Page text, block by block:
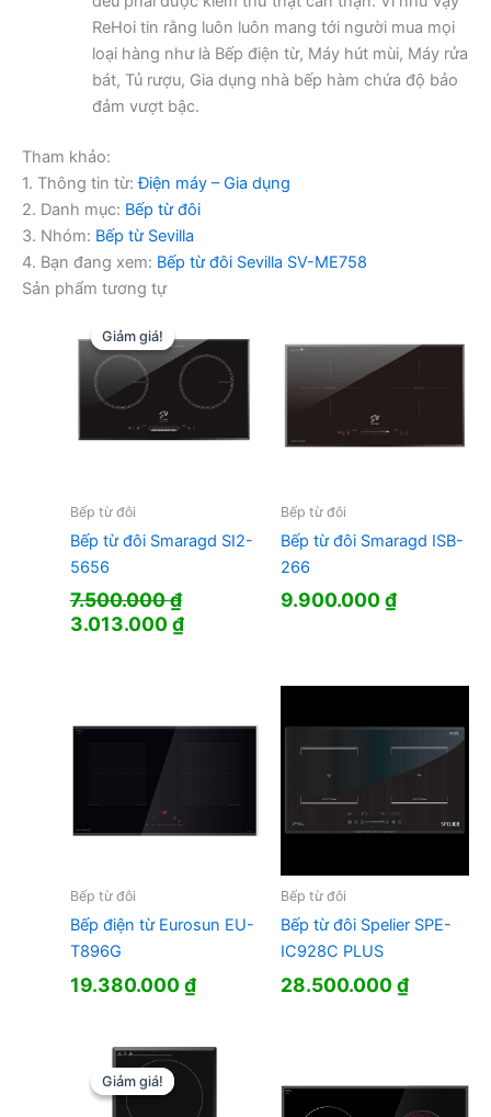
ReHoi tin rằng luôn luôn mang tới người mua mọi
loại hàng như là Bếp điện từ, Máy hút mùi, Máy rửa
bát, Tủ rượu, Gia dụng nhà bếp hàm chứa độ bảo
đảm vượt bậc.
Tham khảo:
1. Thông tin từ:Điện máy – Gia dụng
2. Danh mục: Bếp từ đôi
3. Nhóm: Bếp từ Sevilla
4. Bạn đang xem: Bếp từ đôi Sevilla SV-ME758
Sản phẩm tương tự
Giảm giá!
Giảm giá!
Bếp từ đôi
Bếp từ đôi Smaragd SI2-
5656
7.500.000₫
Giá
3.013.000₫Giá
3.013.000 ₫.
Bếp từ đôi
Bếp từ đôi Smaragd ISB-
266
9.900.000₫
Bếp từ đôi
Bếp điện từ Eurosun EU-
T896G
19.380.000₫
Bếp từ đôi
Bếp từ đôi Spelier SPE-
IC928C PLUS
28.500.000₫
Giảm giá!
Giảm giá!